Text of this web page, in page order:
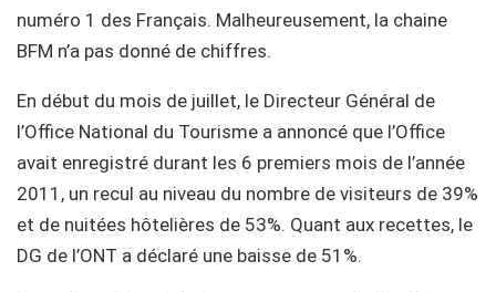
numéro 1 des Français. Malheureusement, la chaine
BFM n’a pas donné de chiffres.
En début du mois de juillet, le Directeur Général de
l’Office National du Tourisme a annoncé que l’Office
avait enregistré durant les 6 premiers mois de l’année
2011, un recul au niveau du nombre de visiteurs de 39%
et de nuitées hôtelières de 53%. Quant aux recettes, le
DG de l’ONT a déclaré une baisse de 51%.